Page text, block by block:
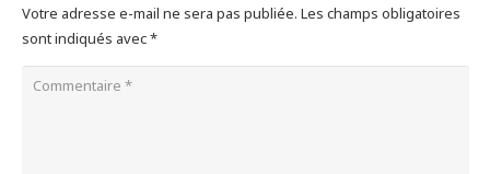
Votre adresse e-mail ne sera pas publiée. Les champs obligatoires
sont indiqués avec*